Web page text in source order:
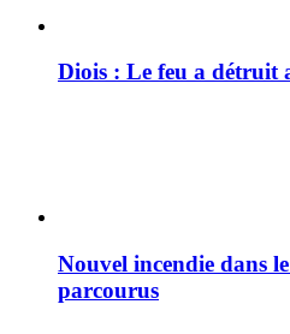
Diois : Le feu a détruit
Nouvel incendie dans
parcourus